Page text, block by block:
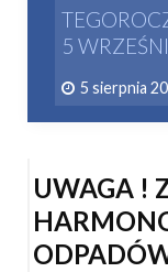
5
5 sierpnia
UWAGA !